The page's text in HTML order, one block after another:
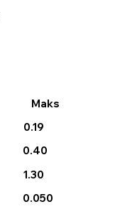
Maks
0.19
0.40
1.30
0.050